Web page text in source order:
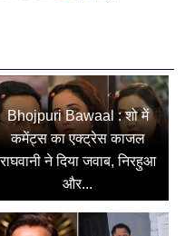
Bhojpuri Bawaal : शो में
कमेंट्स का एक्ट्रेस काजल
राघवानी ने दिया जवाब, निरहुआ
और...